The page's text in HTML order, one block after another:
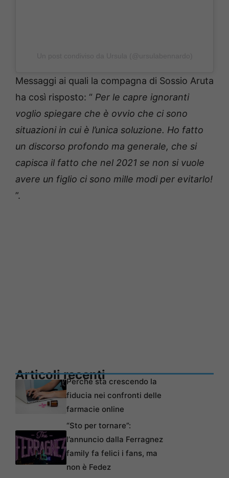
Messaggi ai quali la compagna di Sossio Aruta
ha così risposto: “ Per le capre ignoranti
voglio spiegare che è ovvio che ci sono
situazioni in cui è l’unica soluzione. Ho fatto
un discorso profondo ma generale, che si
capisca il fatto che nel 2021 se non si vuole
avere un figlio ci sono mille modi per evitarlo!
”.
Articoli recentiPerché sta crescendo la
fiducia nei confronti delle
farmacie online
“Sto per tornare”:
l’annuncio dalla Ferragnez
family fa felici i fans, ma
non è Fedez